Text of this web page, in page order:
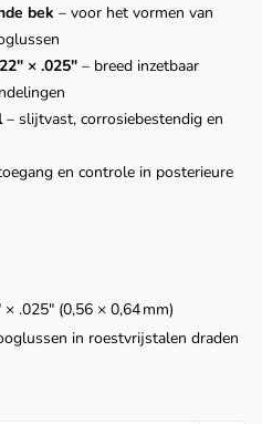
bek – voor het vormen van
× .025″ – breed inzetbaar
– slijtvast, corrosiebestendig en
en controle in posterieure
× .025″ (0,56 × 0,64 mm)
in roestvrijstalen draden